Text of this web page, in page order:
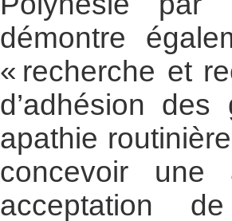
démontre
« recherche et
d’adhésion
apathie
concevoir une
acceptation